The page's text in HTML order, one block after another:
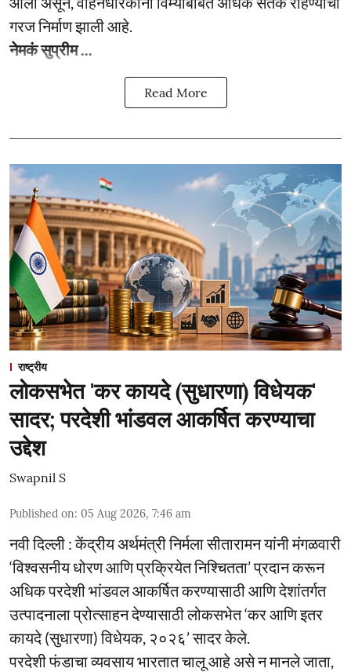
गरज निर्माण झाली आहे.
नेमकं सुप्रीम ...
Read More
राष्ट्रीय
लोकसभेत 'कर कायदे (सुधारणा) विधेयक'
सादर; परदेशी भांडवल आकर्षित करण्याचा
उद्देश
Swapnil S
Published on: 05 Aug 2026, 7:46 am
नवी दिल्ली : केंद्रीय अर्थमंत्री निर्मला सीतारामन यांनी मंगळवारी
‘विश्वसनीय धोरण आणि प्रक्रियेत निश्चितता’ प्रदान करून
अधिक परदेशी भांडवल आकर्षित करण्यासाठी आणि देशांतर्गत
उत्पादनाला प्रोत्साहन देण्यासाठी लोकसभेत ‘कर आणि इतर
कायदे (सुधारणा) विधेयक, २०२६’ सादर केले.
परदेशी फंडाचा व्यवसाय भारतात चालू आहे असे न मानले जाता,